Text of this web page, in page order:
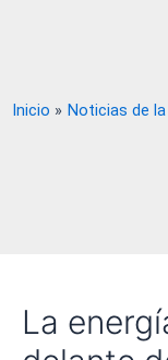
Inicio Noticias de
La